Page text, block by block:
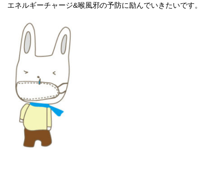
エネルギーチャージ&喉風邪の予防に励んでいきたいです。